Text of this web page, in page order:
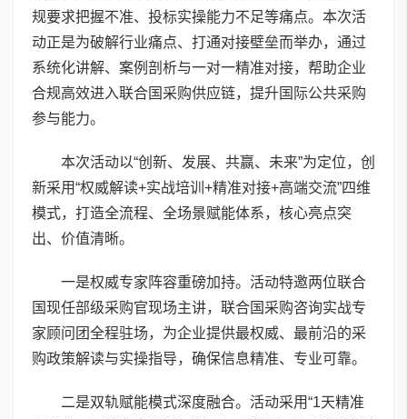
规要求把握不准、投标实操能力不足等痛点。本次活
动正是为破解行业痛点、打通对接壁垒而举办，通过
系统化讲解、案例剖析与一对一精准对接，帮助企业
合规高效进入联合国采购供应链，提升国际公共采购
参与能力。
本次活动以“创新、发展、共赢、未来”为定位，创
新采用“权威解读+实战培训+精准对接+高端交流”四维
模式，打造全流程、全场景赋能体系，核心亮点突
出、价值清晰。
一是权威专家阵容重磅加持。活动特邀两位联合
国现任部级采购官现场主讲，联合国采购咨询实战专
家顾问团全程驻场，为企业提供最权威、最前沿的采
购政策解读与实操指导，确保信息精准、专业可靠。
二是双轨赋能模式深度融合。活动采用“1天精准